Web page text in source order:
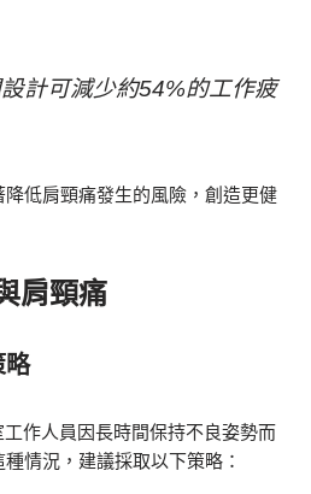
設計可減少約54%的工作疲
低肩頸痛發生的風險，創造更健
肩頸痛
略
作人員因長時間保持不良姿勢而
情況，建議採取以下策略：